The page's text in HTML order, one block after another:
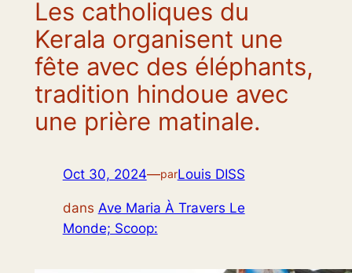
Les catholiques du
Kerala organisent une
fête avec des éléphants,
tradition hindoue avec
une prière matinale.
Oct 30, 2024—parLouis DISS
dans Ave Maria À Travers Le
Monde; Scoop: